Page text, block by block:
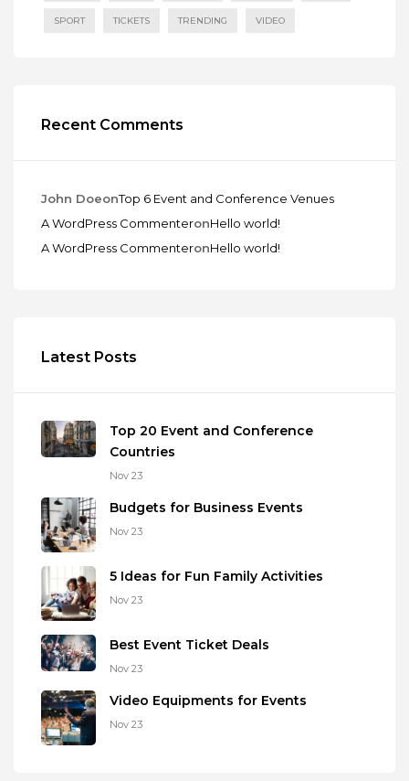
SPORT TICKETS TRENDING VIDEO
Recent Comments
John DoeonTop 6 Event and Conference Venues
A WordPress CommenteronHello world!
A WordPress CommenteronHello world!
Latest Posts
Top 20 Event and Conference
Countries
Nov 23
Budgets for Business Events
Nov 23
5 Ideas for Fun Family Activities
Nov 23
Best Event Ticket Deals
Nov 23
Video Equipments for Events
Nov 23